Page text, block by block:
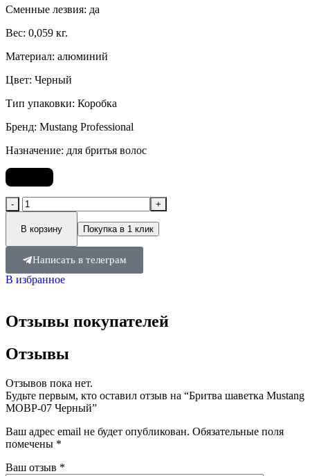
Сменные лезвия: да
Вес: 0,059 кг.
Материал: алюминий
Цвет: Черный
Тип упаковки: Коробка
Бренд: Mustang Professional
Назначение: для бритья волос
В корзину Покупка в 1 клик
Написать в телеграм
В избранное
Отзывы покупателей
Отзывы
Отзывов пока нет.
Будьте первым, кто оставил отзыв на “Бритва шаветка Mustang
MOBP-07 Черный”
Ваш адрес email не будет опубликован. Обязательные поля
помечены *
Ваш отзыв *